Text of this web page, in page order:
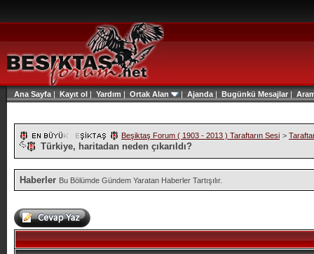
Ana Sayfa | Kayıt ol | Yardım | Ortak Alan | Ajanda | Bugünkü Mesajlar|
Beşiktaş Forum ( 1903 - 2013 ) Taraftarın Sesi >
Türkiye, haritadan neden çıkarıldı?
Haberler Bu Bölümde Gündem Yaratan Haberler Tartışılır.